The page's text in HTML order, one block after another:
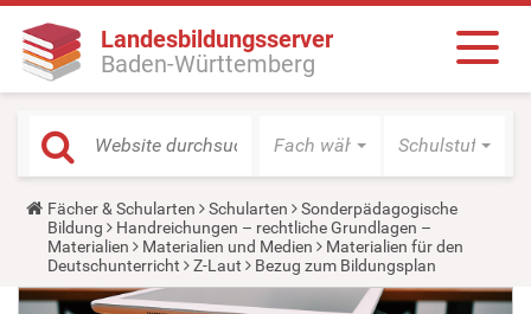
Landesbildungsserver
Baden-Württemberg
Fach wählen Schulstufe
Y
o
u
a
r
e
Fächer & Schularten Schularten
Sonderpädagogische
Bildung
Handreichungen – rechtliche Grundlagen –
Materialien
Materialien und Medien
Materialien für den
Deutschunterricht
Z-Laut Bezug zum Bildungsplan